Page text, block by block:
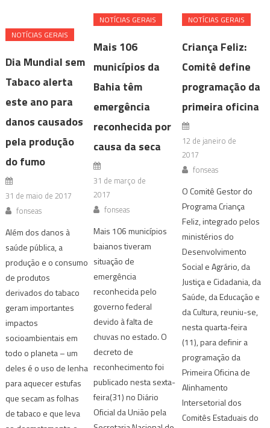
NOTÍ­CIAS GERAIS
Dia Mundial sem
Tabaco alerta
este ano para
danos causados
pela produção
do fumo
31 de maio de 2017
fonseas
Além dos danos à
saúde pública, a
produção e o consumo
de produtos
derivados do tabaco
geram importantes
impactos
socioambientais em
todo o planeta – um
deles é o uso de lenha
para aquecer estufas
que secam as folhas
de tabaco e que leva
NOTÍ­CIAS GERAIS
Mais 106
municípios da
Bahia têm
emergência
reconhecida por
causa da seca
31 de março de
2017
fonseas
Mais 106 municípios
baianos tiveram
situação de
emergência
reconhecida pelo
governo federal
devido à falta de
chuvas no estado. O
decreto de
reconhecimento foi
publicado nesta sexta-
feira(31) no Diário
Oficial da União pela
NOTÍ­CIAS GERAIS
Criança Feliz:
Comitê define
programação da
primeira oficina
12 de janeiro de
2017
fonseas
O Comitê Gestor do
Programa Criança
Feliz, integrado pelos
ministérios do
Desenvolvimento
Social e Agrário, da
Justiça e Cidadania, da
Saúde, da Educação e
da Cultura, reuniu-se,
nesta quarta-feira
(11), para definir a
programação da
Primeira Oficina de
Alinhamento
Intersetorial dos
Comitês Estaduais do